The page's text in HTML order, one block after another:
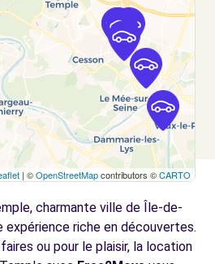
ET CHAMPAGNE -
(O)
km
77, 77240
MELUN - CESSON 5.4
km
Saint-Denis
| ©OpenStreetMapcontributors ©CARTO
charmante ville de Île-de-
riche en découvertes.
ou pour le plaisir, la location